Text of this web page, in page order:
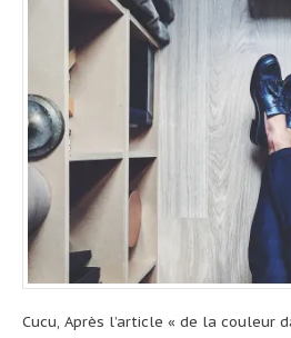
Cucu, Après l’article « de la couleur